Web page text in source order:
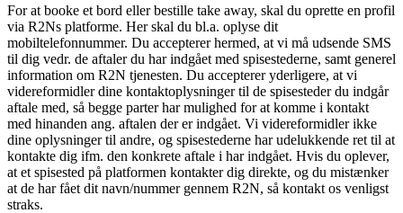
For at booke et bord eller bestille take away, skal du oprette en profil
via R2Ns platforme. Her skal du bl.a. oplyse dit
mobiltelefonnummer. Du accepterer hermed, at vi må udsende SMS
til dig vedr. de aftaler du har indgået med spisestederne, samt generel
information om R2N tjenesten. Du accepterer yderligere, at vi
videreformidler dine kontaktoplysninger til de spisesteder du indgår
aftale med, så begge parter har mulighed for at komme i kontakt
med hinanden ang. aftalen der er indgået. Vi videreformidler ikke
dine oplysninger til andre, og spisestederne har udelukkende ret til at
kontakte dig ifm. den konkrete aftale i har indgået. Hvis du oplever,
at et spisested på platformen kontakter dig direkte, og du mistænker
at de har fået dit navn/nummer gennem R2N, så kontakt os venligst
straks.